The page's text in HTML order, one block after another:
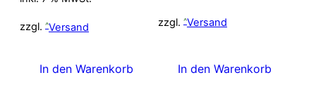
6,00 €
5,00 €.
zzgl. Versand
In den Warenkorb
zzgl. Versand
In den Warenkorb